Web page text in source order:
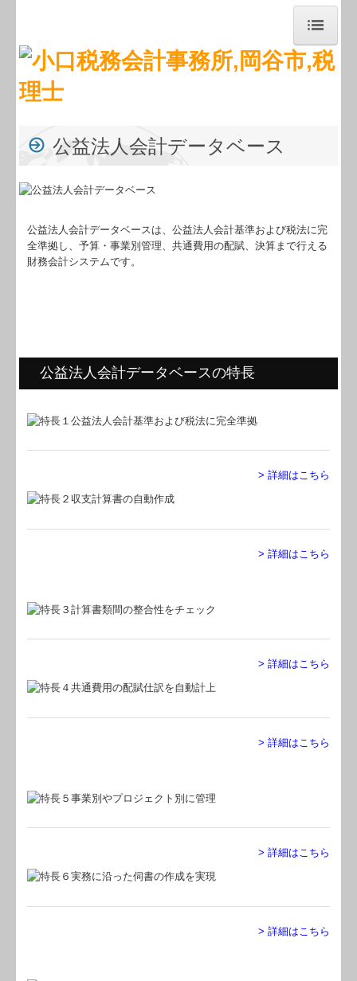
トップページ
事務所紹介
経営者お役立ち情報
経営者オススメ情報
セミナー案内
病院・診療所の皆様へ
TKCシステムQ&A
経営革新等支援機関とは
公益法人会計データベース
公益法人会計データベースは、公益法人会計基準および税法に完
全準拠し、予算・事業別管理、共通費用の配賦、決算まで行える
財務会計システムです。
公益法人会計データベースの特長
> 詳細はこちら
> 詳細はこちら
> 詳細はこちら
> 詳細はこちら
> 詳細はこちら
> 詳細はこちら